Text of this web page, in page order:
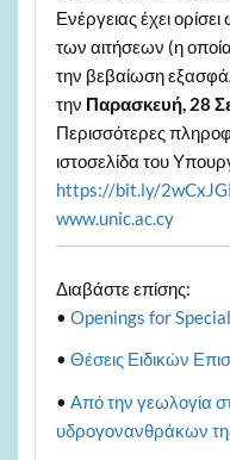
Ενέργειας έχει
των αιτήσεων (η
την βεβαίωση
την Παρασκευή, 28
Περισσότερες
ιστοσελίδα του
https://bit.ly/
www.unic.ac.cy
Διαβάστε επίσης:
• Openings for
• Θέσεις Ειδικών
• Από την γεωλογία
υδρογονανθράκων